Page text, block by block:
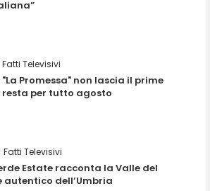
Fatti Televisivi
Promessa" non lascia il prime
resta per tutto agosto
Fatti Televisivi
Estate racconta la Valle del
autentico dell’Umbria